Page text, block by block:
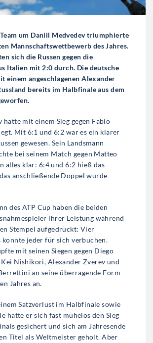
um Daniil Medvedev triumphierte
Mannschaftswettbewerb des Jahres.
sich die Russen gegen die
Italien mit 2:0 durch. Die deutsche
einem angeschlagenen Alexander
bereits im Halbfinale aus dem
hatte mit einem Sieg gegen Fabio
Mit 6:1 und 6:2 war es ein klarer
gewesen. Sein Landsmann
bei seinem Match gegen Matteo
alles klar: 6:4 und 6:2 hieß das
anschließende Doppel wurde
des ATP Cup haben die beiden
ihrer Leistung während
Stempel aufgedrückt: Vier
konnte jeder für sich verbuchen.
mit seinen Siegen gegen Diego
Kei Nishikori, Alexander Zverev und
an seine überragende Form
Jahres an.
Satzverlust im Halbfinale sowie
hatte er sich fast mühelos den Sieg
gesichert und sich am Jahresende
Titel als Weltmeister geholt. Aber